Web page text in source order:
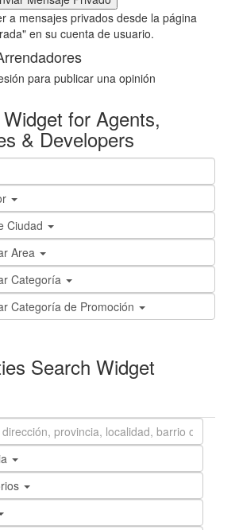
a mensajes privados desde la página
en su cuenta de usuario.
para publicar una opinión
for Agents,
& Developers
Ciudad
Area
Categoría
Categoría de Promoción
Search Widget